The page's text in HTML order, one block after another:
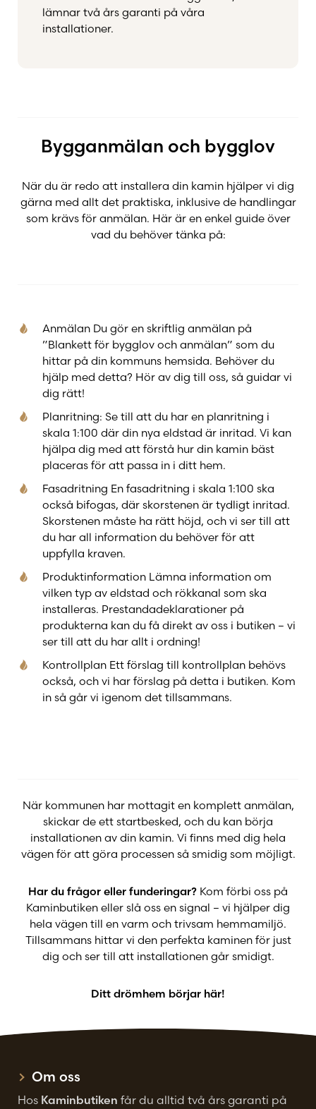
lämnar två års garanti på våra
installationer.
Bygganmälan och bygglov
När du är redo att installera din kamin hjälper vi dig
gärna med allt det praktiska, inklusive de handlingar
som krävs för anmälan. Här är en enkel guide över
vad du behöver tänka på:
Anmälan Du gör en skriftlig anmälan på
”Blankett för bygglov och anmälan” som du
hittar på din kommuns hemsida. Behöver du
hjälp med detta? Hör av dig till oss, så guidar vi
dig rätt!
Planritning: Se till att du har en planritning i
skala 1:100 där din nya eldstad är inritad. Vi kan
hjälpa dig med att förstå hur din kamin bäst
placeras för att passa in i ditt hem.
Fasadritning En fasadritning i skala 1:100 ska
också bifogas, där skorstenen är tydligt inritad.
Skorstenen måste ha rätt höjd, och vi ser till att
du har all information du behöver för att
uppfylla kraven.
Produktinformation Lämna information om
vilken typ av eldstad och rökkanal som ska
installeras. Prestandadeklarationer på
produkterna kan du få direkt av oss i butiken – vi
ser till att du har allt i ordning!
Kontrollplan Ett förslag till kontrollplan behövs
också, och vi har förslag på detta i butiken. Kom
in så går vi igenom det tillsammans.
När kommunen har mottagit en komplett anmälan,
skickar de ett startbesked, och du kan börja
installationen av din kamin. Vi finns med dig hela
vägen för att göra processen så smidig som möjligt.
Har du frågor eller funderingar? Kom förbi oss på
Kaminbutiken eller slå oss en signal – vi hjälper dig
hela vägen till en varm och trivsam hemmamiljö.
Tillsammans hittar vi den perfekta kaminen för just
dig och ser till att installationen går smidigt.
Ditt drömhem börjar här!
Om oss
Hos Kaminbutiken får du alltid två års garanti på